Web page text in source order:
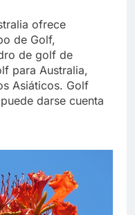
ofrece
de Golf,
de golf de
para Australia,
Asiáticos. Golf
darse cuenta